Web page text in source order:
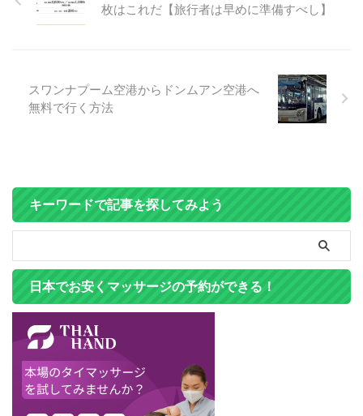
枚はこれだ【旅行者は早めに準備すべし】
スワンナプーム空港からドンムアン空港へ
無料で行く方法
キーワードで記事を探してみよう
日本でお安くマッサージの予約ができる！